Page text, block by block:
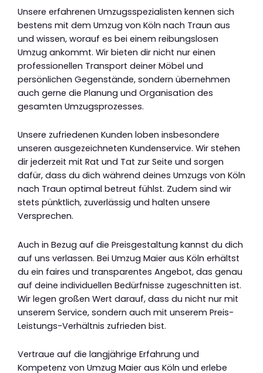
Unsere erfahrenen Umzugsspezialisten kennen sich
bestens mit dem Umzug von Köln nach Traun aus
und wissen, worauf es bei einem reibungslosen
Umzug ankommt. Wir bieten dir nicht nur einen
professionellen Transport deiner Möbel und
persönlichen Gegenstände, sondern übernehmen
auch gerne die Planung und Organisation des
gesamten Umzugsprozesses.
Unsere zufriedenen Kunden loben insbesondere
unseren ausgezeichneten Kundenservice. Wir stehen
dir jederzeit mit Rat und Tat zur Seite und sorgen
dafür, dass du dich während deines Umzugs von Köln
nach Traun optimal betreut fühlst. Zudem sind wir
stets pünktlich, zuverlässig und halten unsere
Versprechen.
Auch in Bezug auf die Preisgestaltung kannst du dich
auf uns verlassen. Bei Umzug Maier aus Köln erhältst
du ein faires und transparentes Angebot, das genau
auf deine individuellen Bedürfnisse zugeschnitten ist.
Wir legen großen Wert darauf, dass du nicht nur mit
unserem Service, sondern auch mit unserem Preis-
Leistungs-Verhältnis zufrieden bist.
Vertraue auf die langjährige Erfahrung und
Kompetenz von Umzug Maier aus Köln und erlebe